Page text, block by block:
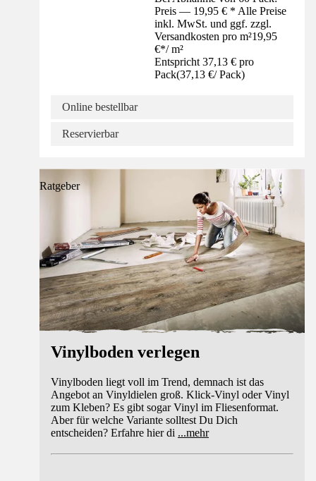
Preis — 19,95 € * Alle Preise
inkl. MwSt. und ggf. zzgl.
Versandkosten pro m²19,95
€*/ m²
Entspricht 37,13 € pro
Pack(37,13 €/ Pack)
Online bestellbar
Reservierbar
Ratgeber
Vinylboden verlegen
Vinylboden liegt voll im Trend, demnach ist das
Angebot an Vinyldielen groß. Klick-Vinyl oder Vinyl
zum Kleben? Es gibt sogar Vinyl im Fliesenformat.
Aber für welche Variante solltest Du Dich
entscheiden? Erfahre hier di ...mehr